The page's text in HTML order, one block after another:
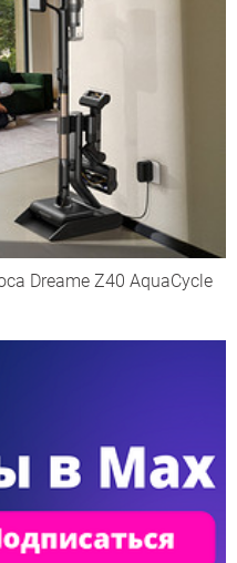
Dreame Z40 AquaCycle